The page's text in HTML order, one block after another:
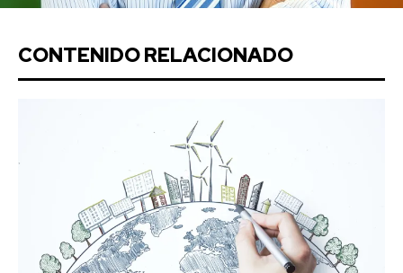
CONTENIDO RELACIONADO